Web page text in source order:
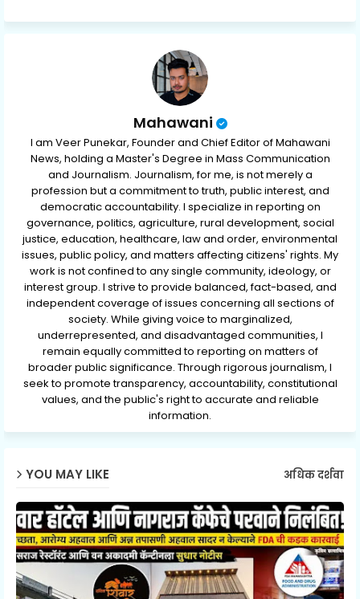
ap
Mahawani
I am Veer Punekar, Founder and Chief Editor of Mahawani
News, holding a Master's Degree in Mass Communication
and Journalism. Journalism, for me, is not merely a
profession but a commitment to truth, public interest, and
democratic accountability. I specialize in reporting on
governance, politics, agriculture, rural development, social
justice, education, healthcare, law and order, environmental
issues, public policy, and matters affecting citizens' rights. My
work is not confined to any single community, ideology, or
interest group. I strive to provide balanced, fact-based, and
independent coverage of issues concerning all sections of
society. While giving voice to marginalized,
underrepresented, and disadvantaged communities, I
remain equally committed to reporting on matters of
broader public significance. Through rigorous journalism, I
seek to promote transparency, accountability, constitutional
values, and the public's right to accurate and reliable
information.
YOU MAY LIKE अधिक दर्शवा